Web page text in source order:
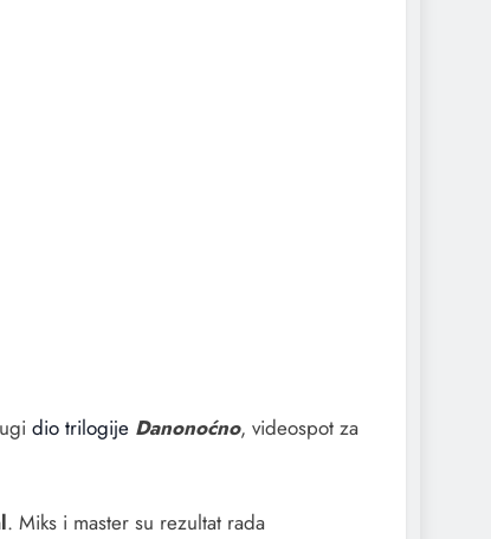
dio trilogije Danonoćno, videospot za
. Miks i master su rezultat rada